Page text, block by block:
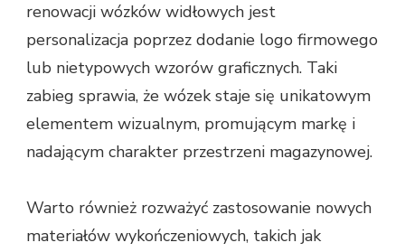
renowacji wózków widłowych jest
personalizacja poprzez dodanie logo firmowego
lub nietypowych wzorów graficznych. Taki
zabieg sprawia, że wózek staje się unikatowym
elementem wizualnym, promującym markę i
nadającym charakter przestrzeni magazynowej.
Warto również rozważyć zastosowanie nowych
materiałów wykończeniowych, takich jak